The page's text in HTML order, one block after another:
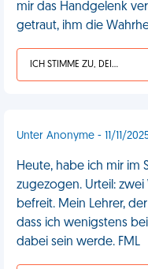
mir das Handgelenk
getraut, ihm die
ICH STIMME ZU, DEIN LEBEN IST SCHEISSE
Unter Anonyme - 11/11/
Heute, habe ich mir im
zugezogen. Urteil:
befreit. Mein Lehrer,
dass ich wenigstens
dabei sein werde. FML